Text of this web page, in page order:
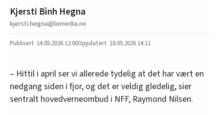
Kjersti Bình Hegna
kjersti.hegna@lomedia.no
14.05.2026 12:00 18.05.2026 14:11
– Hittil i april ser vi allerede tydelig at det har vært en
nedgang siden i fjor, og det er veldig gledelig, sier
sentralt hovedverneombud i NFF, Raymond Nilsen.